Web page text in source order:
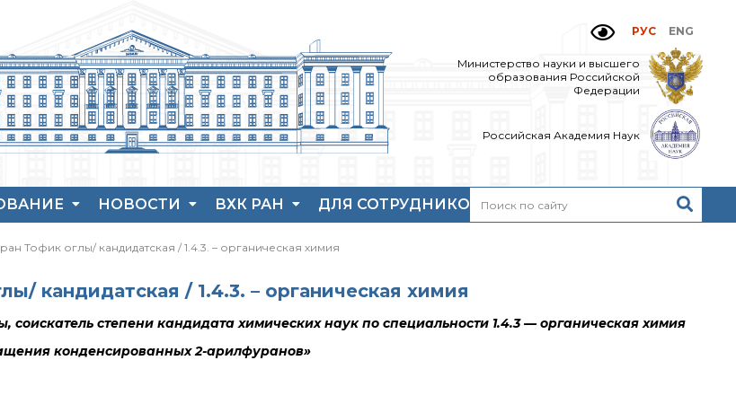
РУС ENG
Министерство науки и высшего
образования Российской
Федерации
Российская Академия Наук
нарушениях
НОВОСТИ
Новости
диссертационных
советов
Новые лаборатории
ВХК РАН
Достижения
ДЛЯ СОТРУДНИКОВ
ЯМР-центр ИОХ РАН
Тофик оглы/ кандидатская / 1.4.3. – органическая химия
кандидатская / 1.4.3. – органическая химия
соискатель степени кандидата химических наук по специальности 1.4.3 — органическая химия
конденсированных 2-арилфуранов»